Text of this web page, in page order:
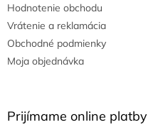
Hodnotenie obchodu
Vrátenie a reklamácia
Obchodné podmienky
Moja objednávka
Prijímame online platby